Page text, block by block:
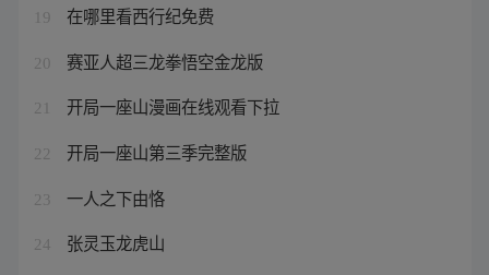
19 在哪里看西行纪免费
20 赛亚人超三龙拳悟空金龙版
21 开局一座山漫画在线观看下拉
22 开局一座山第三季完整版
23 一人之下由恪
24 张灵玉龙虎山